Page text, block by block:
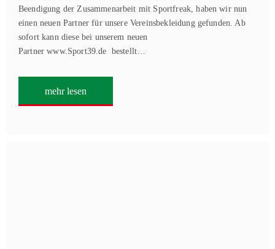
Beendigung der Zusammenarbeit mit Sportfreak, haben wir nun
einen neuen Partner für unsere Vereinsbekleidung gefunden. Ab
sofort kann diese bei unserem neuen
Partner www.Sport39.de bestellt…
mehr lesen